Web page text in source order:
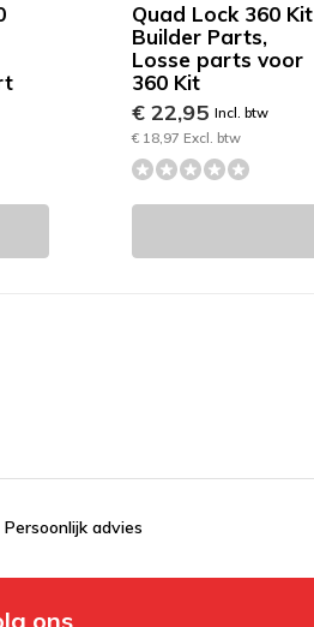
Quad Lock 360 Kit
Builder Parts,
Losse parts voor
360 Kit
€ 22,95 Incl. btw
€ 18,97 Excl. btw
Persoonlijk advies
ons